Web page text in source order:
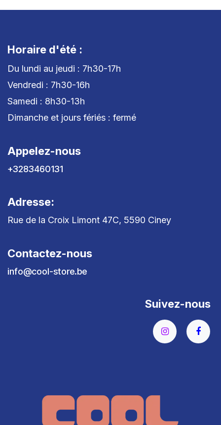
Horaire d'été :
Du lundi au jeudi : 7h30-17h
Vendredi : 7h30-16h
Samedi : 8h30-13h
Dimanche et jours fériés : fermé
Appelez-nous
+3283460131
Adresse:
Rue de la Croix Limont 47C, 5590 Ciney
Contactez-nous
info@cool-store.be
Suivez-nous